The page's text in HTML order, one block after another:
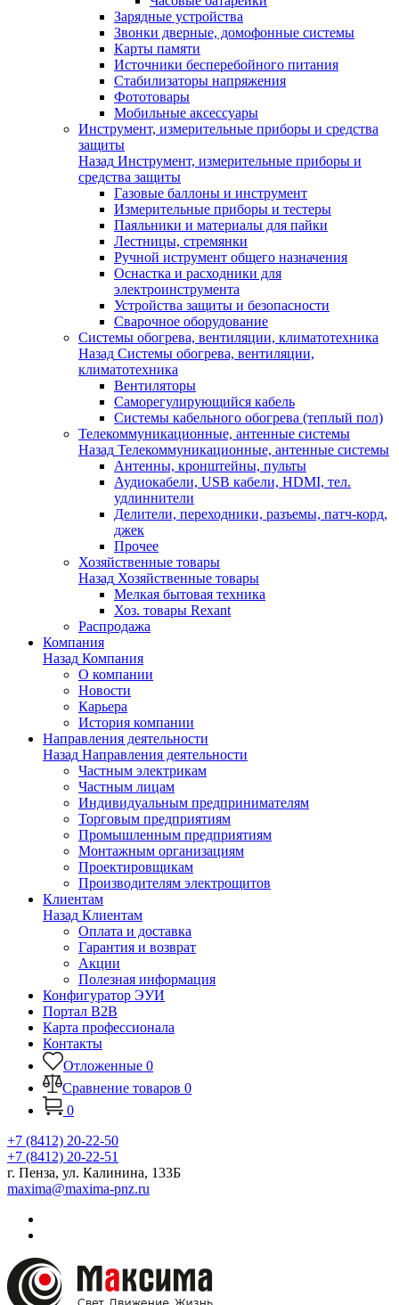
Зарядные устройства
Звонки дверные, домофонные системы
Карты памяти
Источники бесперебойного питания
Стабилизаторы напряжения
Фототовары
Мобильные аксессуары
Инструмент, измерительные приборы и средства
защиты
Назад Инструмент, измерительные приборы и
средства защиты
Газовые баллоны и инструмент
Измерительные приборы и тестеры
Паяльники и материалы для пайки
Лестницы, стремянки
Ручной иструмент общего назначения
Оснастка и расходники для
электроинструмента
Устройства защиты и безопасности
Сварочное оборудование
Системы обогрева, вентиляции, климатотехника
Назад Системы обогрева, вентиляции,
климатотехника
Вентиляторы
Саморегулирующийся кабель
Системы кабельного обогрева (теплый пол)
Телекоммуникационные, антенные системы
Назад Телекоммуникационные, антенные системы
Антенны, кронштейны, пульты
Аудиокабели, USB кабели, HDMI, тел.
удлиннители
Делители, переходники, разъемы, патч-корд,
джек
Прочее
Хозяйственные товары
Назад Хозяйственные товары
Мелкая бытовая техника
Хоз. товары Rexant
Распродажа
Компания
Назад Компания
О компании
Новости
Карьера
История компании
Направления деятельности
Назад Направления деятельности
Частным электрикам
Частным лицам
Индивидуальным предпринимателям
Торговым предприятиям
Промышленным предприятиям
Монтажным организациям
Проектировщикам
Производителям электрощитов
Клиентам
Назад Клиентам
Оплата и доставка
Гарантия и возврат
Акции
Полезная информация
Конфигуратор ЭУИ
Портал B2B
Карта профессионала
Контакты
Отложенные 0
Сравнение товаров 0
0
+7 (8412) 20-22-50
+7 (8412) 20-22-51
г. Пенза, ул. Калинина, 133Б
maxima@maxima-pnz.ru